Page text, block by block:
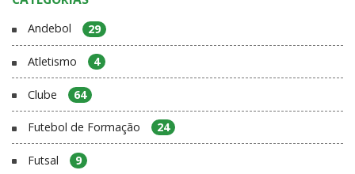
Andebol 29
Atletismo 4
Clube 64
Futebol de Formação 24
Futsal 9